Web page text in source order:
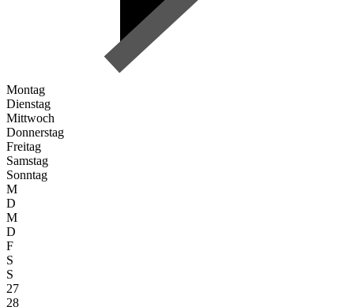
Montag
Dienstag
Mittwoch
Donnerstag
Freitag
Samstag
Sonntag
M
D
M
D
F
S
S
27
28